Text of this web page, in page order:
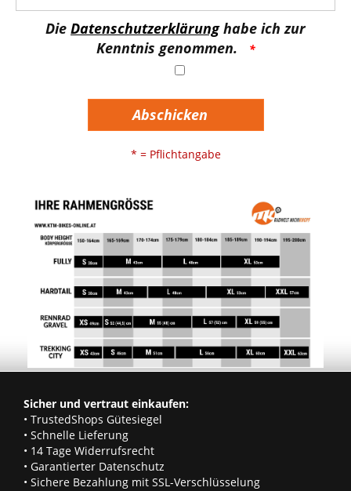
Die Datenschutzerklärunghabe ich zur
Kenntnis genommen.
Abschicken
* = Pflichtangabe
Sicher und vertraut einkaufen:
• TrustedShops Gütesiegel
• Schnelle Lieferung
• 14 Tage Widerrufsrecht
• Garantierter Datenschutz
• Sichere Bezahlung mit SSL-Verschlüsselung